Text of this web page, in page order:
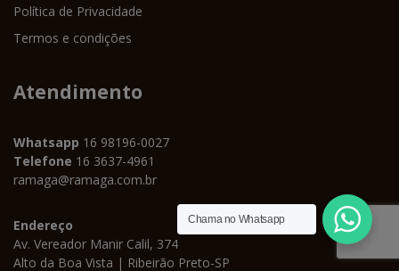
Política de Privacidade
Termos e condições
Atendimento
Whatsapp 16 98196-0027
Telefone 16 3637-4961
ramaga@ramaga.com.br
Endereço
Av. Vereador Manir Calil, 374
Alto da Boa Vista | Ribeirão Preto-SP
Chama no Whatsapp